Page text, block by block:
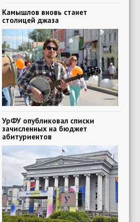
Камышлов вновь станет
столицей джаза
УрФУ опубликовал списки
зачисленных на бюджет
абитуриентов